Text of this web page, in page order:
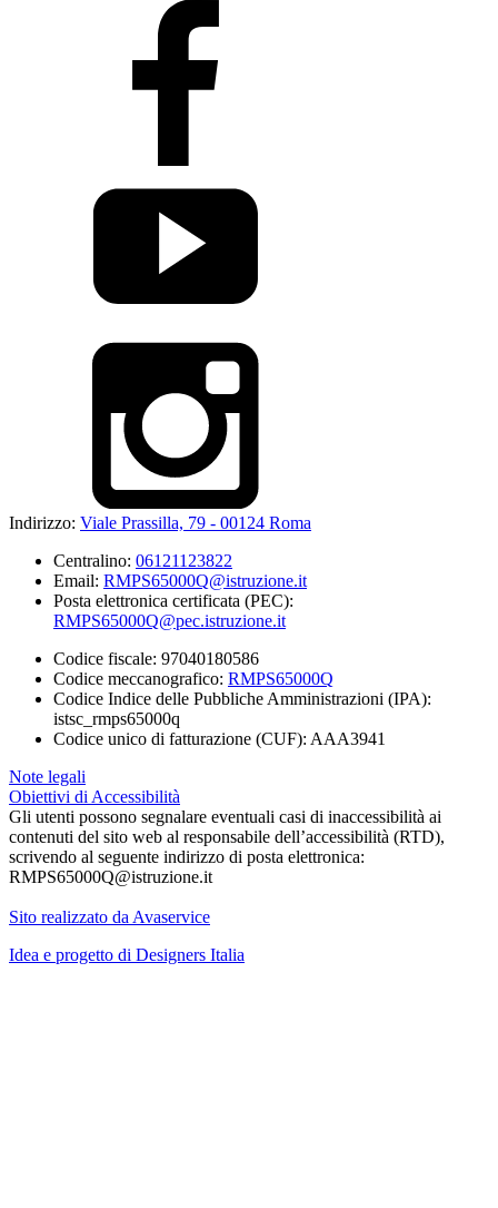
Indirizzo: Viale Prassilla, 79 - 00124 Roma
Centralino: 06121123822
Email: RMPS65000Q@istruzione.it
Posta elettronica certificata (PEC):
RMPS65000Q@pec.istruzione.it
Codice fiscale: 97040180586
Codice meccanografico: RMPS65000Q
Codice Indice delle Pubbliche Amministrazioni (IPA):
istsc_rmps65000q
Codice unico di fatturazione (CUF): AAA3941
Note legali
Obiettivi di Accessibilità
Gli utenti possono segnalare eventuali casi di inaccessibilità ai
contenuti del sito web al responsabile dell’accessibilità (RTD),
scrivendo al seguente indirizzo di posta elettronica:
RMPS65000Q@istruzione.it
Sito realizzato da Avaservice
Idea e progetto di Designers Italia